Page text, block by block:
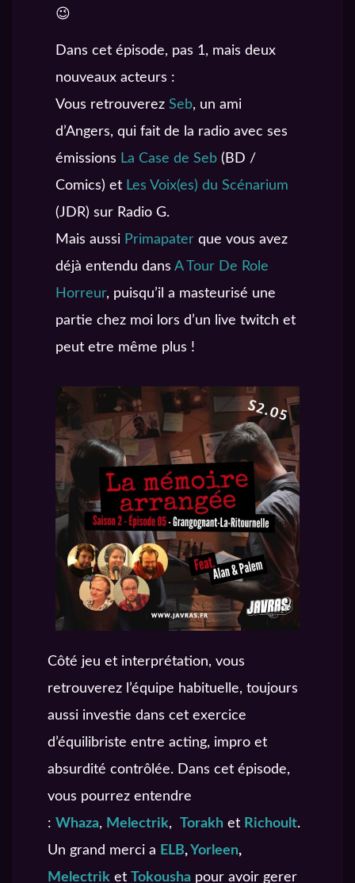
😉
Dans cet épisode, pas 1, mais deux
nouveaux acteurs :
Vous retrouverez Seb, un ami
d’Angers, qui fait de la radio avec ses
émissions La Case de Seb (BD /
Comics) et Les Voix(es) du Scénarium
(JDR) sur Radio G.
Mais aussi Primapater que vous avez
déjà entendu dans A Tour De Role
Horreur, puisqu’il a masteurisé une
partie chez moi lors d’un live twitch et
peut etre même plus !
Côté jeu et interprétation, vous
retrouverez l’équipe habituelle, toujours
aussi investie dans cet exercice
d’équilibriste entre acting, impro et
absurdité contrôlée. Dans cet épisode,
vous pourrez entendre
: Whaza, Melectrik, Torakh et Richoult.
Un grand merci a ELB,Yorleen,
Melectrik et Tokousha pour avoir gerer